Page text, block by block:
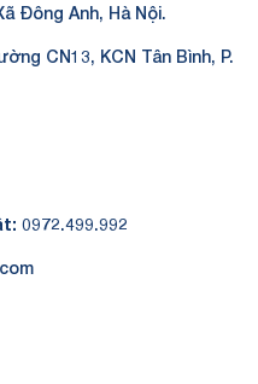
Đông Anh, Hà Nội.
CN13, KCN Tân Bình, P.
0972.499.992